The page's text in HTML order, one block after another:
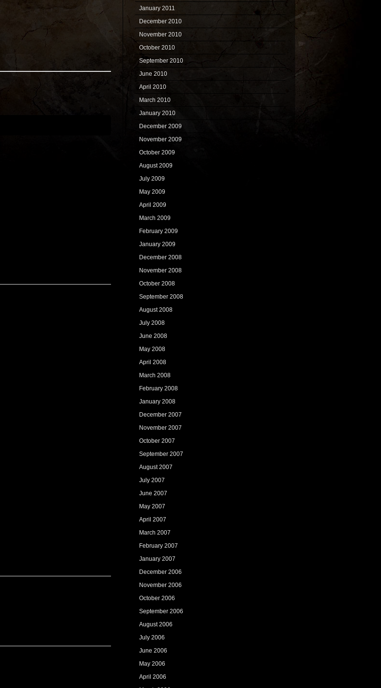
January 2011
December 2010
November 2010
October 2010
September 2010
June 2010
April 2010
March 2010
January 2010
December 2009
November 2009
October 2009
August 2009
July 2009
May 2009
April 2009
March 2009
February 2009
January 2009
December 2008
November 2008
October 2008
September 2008
August 2008
July 2008
June 2008
May 2008
April 2008
March 2008
February 2008
January 2008
December 2007
November 2007
October 2007
September 2007
August 2007
July 2007
June 2007
May 2007
April 2007
March 2007
February 2007
January 2007
December 2006
November 2006
October 2006
September 2006
August 2006
July 2006
June 2006
May 2006
April 2006